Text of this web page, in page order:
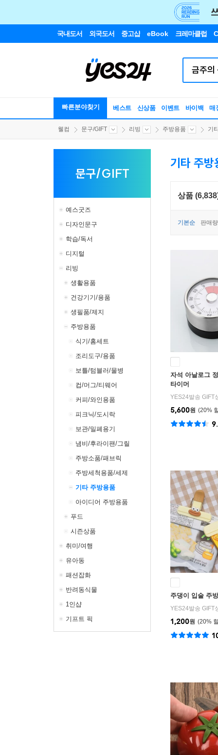
국내도서 외국도서 중고샵 eBook 크레마클럽
빠른분야찾기 베스트 신상품 이벤트 바이백 매
웰컴 문구/GIFT 리빙 주방용품 기
문구/GIFT
예스굿즈
디자인문구
학습/독서
디지털
리빙
생활용품
건강기기/용품
생필품/제지
주방용품
식기/홈세트
조리도구/용품
보틀/텀블러/물병
컵/머그/티웨어
커피/와인용품
피크닉/도시락
보관/밀폐용기
냄비/후라이팬/그릴
주방소품/패브릭
주방세척용품/세제
기타 주방용품
아이디어 주방용품
푸드
시즌상품
취미/여행
유아동
패션잡화
반려동식물
1인샵
기프트 픽
기타 주방
상품
기본순 판매
자석 아날로그
타이머
YES24발송 GIFT
20%
5,600원
주댕이 입술 주
YES24발송 GIFT
20%
1,200원